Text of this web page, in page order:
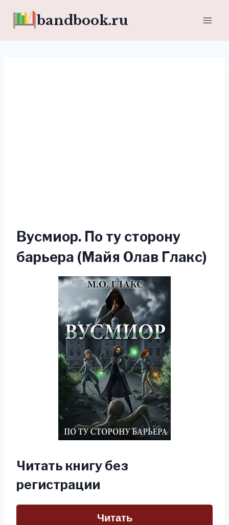
bandbook.ru
Вусмиор. По ту сторону
барьера (Майя Олав Глакс)
Читать книгу без
регистрации
Читать